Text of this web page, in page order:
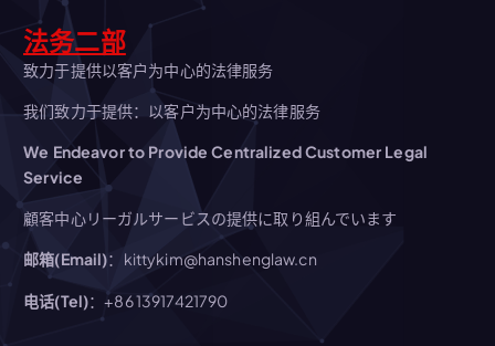
法务二部
致力于提供以客户为中心的法律服务
我们致力于提供：以客户为中心的法律服务
We Endeavor to Provide Centralized Customer Legal
Service
顧客中心リーガルサービスの提供に取り組んでいます
邮箱(Email)：kittykim@hanshenglaw.cn
电话(Tel)：+86 13917421790